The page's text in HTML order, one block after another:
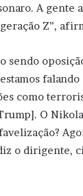
A gente
Z”,
sendo
como
O
o dirigente,